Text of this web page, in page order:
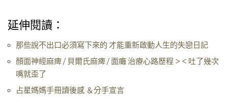
延伸閱讀：
那些說不出口必須寫下來的 才能重新啟動人生的失戀日記
顏面神經麻痺 / 貝爾氏麻痺 / 面癱 治療心路歷程 > < 吐了幾次
嘴就歪了
占星媽媽手冊讀後感 ＆分手宣言